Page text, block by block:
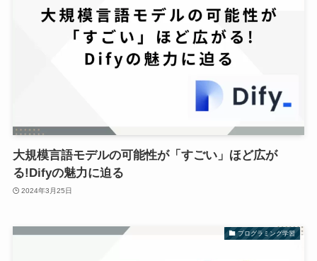
大規模言語モデルの可能性が「すごい」ほど広が
る!Difyの魅力に迫る
2024年3月25日
プログラミング学習